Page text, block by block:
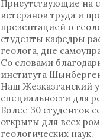
Присутствующие на
ветеранов труда и
презентацией о
студенты кафедры
геолога, дне
Со словами
института
Наш Жезказганский
специальности для
Более 30 студентов
открыты для всех
геологических наук.